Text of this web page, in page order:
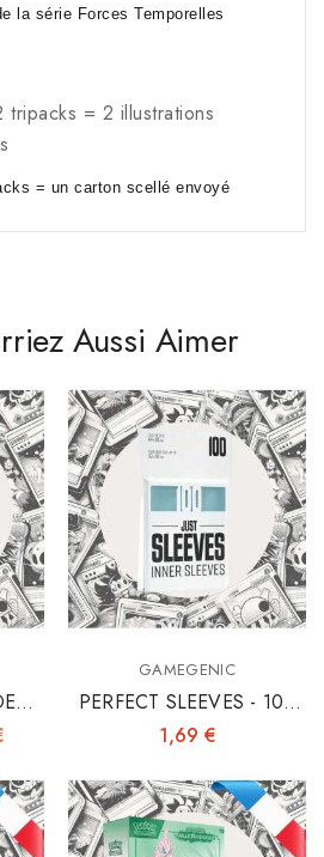
la série Forces Temporelles
tripacks = 2 illustrations
= un carton scellé envoyé
Aussi Aimer
GAMEGENIC
PERFECT SLEEVES - 100
INNER SLEEVES 64X89
1,69 €